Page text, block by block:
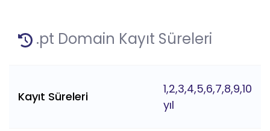
.pt Domain Kayıt Süreleri
Kayıt Süreleri
1,2,3,4,5,6,7,8,9,10
yıl